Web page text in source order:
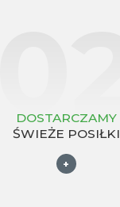
DOSTARCZAMY
ŚWIEŻE POSIŁKI
+